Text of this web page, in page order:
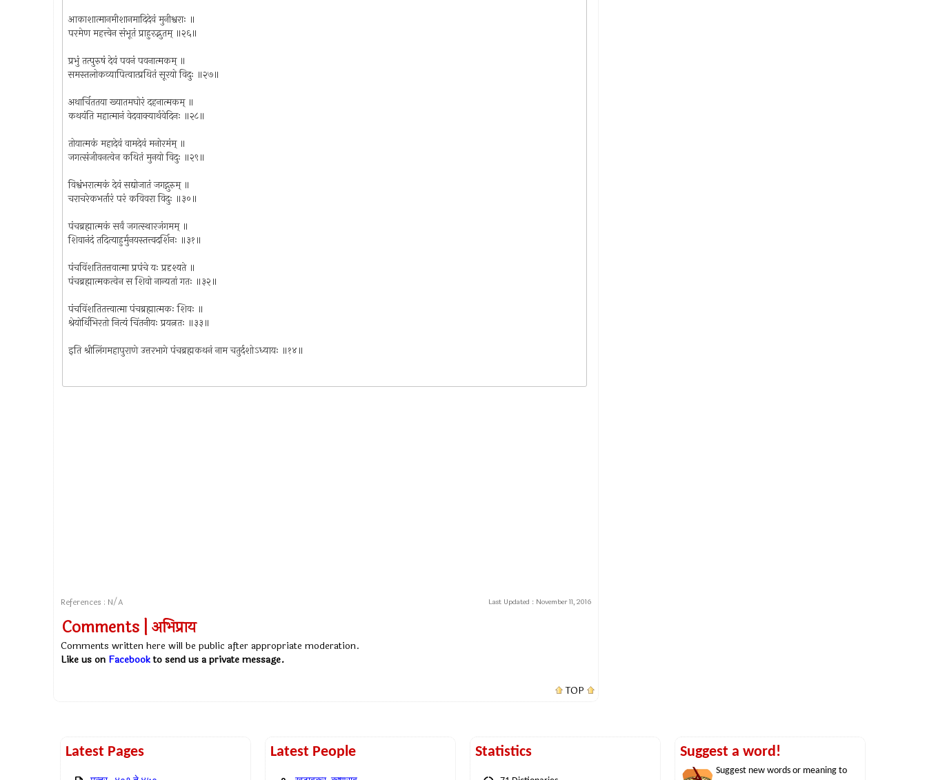
आकाशात्मानमीशानमादिदेवं मुनीश्वराः ॥
परमेण महत्त्वेन संभूतं प्राहुरद्भुतम् ॥२६॥
प्रभुं तत्पुरुषं देवं पवनं पवनात्मकम् ॥
समस्तलोकव्यापित्वात्प्रथितं सूरयो विदुः ॥२७॥
अथार्चिततया ख्यातमघोरं दहनात्मकम् ॥
कथयंति महात्मानं वेदवाक्यार्थवेदिनः ॥२८॥
तोयात्मकं महादेवं वामदेवं मनोरमंम् ॥
जगत्संजीवनत्वेन कथितं मुनयो विदुः ॥२९॥
विश्वंभरात्मकं देवं सद्योजातं जगद्गुरुम् ॥
चराचरेकभर्तारं परं कविवरा विदुः ॥३०॥
पंचब्रह्मात्मकं सर्वं जगत्स्थारजंगमम् ॥
शिवानंदं तदित्याहुर्मुनयस्तत्त्वदर्शिनः ॥३१॥
पंचविंशतितत्तवात्मा प्रपंचे यः प्रदृश्यते ॥
पंचब्रह्मात्मकत्वेन स शिवो नान्यतां गतः ॥३२॥
पंचविंशतितत्त्वात्मा पंचब्रह्मात्मकः शिवः ॥
श्रेयोर्थिभिरतो नित्यं चिंतनीयः प्रयत्नतः ॥३३॥
इति श्रीलिंगमहापुराणे उत्तरभागे पंचब्रह्मकथनं नाम चतुर्दशोऽध्यायः ॥१४॥
References : N/A Last Updated : November 11, 2016
Comments | अभिप्राय
Comments written here will be public after appropriate moderation.
Like us on Facebookto send us a private message.
TOP
Latest Pages Latest People Statistics Suggest a word!
Suggest new words or meaning to